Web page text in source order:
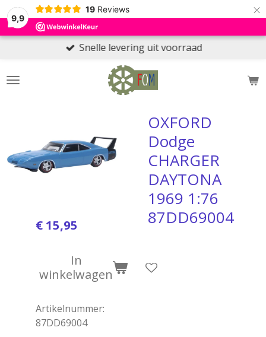
9,9
19 Reviews ×
Snelle levering uit voorraad
OXFORD
Dodge
CHARGER
DAYTONA
1969 1:76
87DD69004
€ 15,95
In
winkelwagen
Artikelnummer:
87DD69004